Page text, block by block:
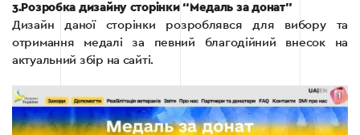
3.Розробка дизайну сторінки “Медаль за донат”
Дизайн даної сторінки розроблявся для вибору та
отримання медалі за певний благодійний внесок на
актуальний збір на сайті.